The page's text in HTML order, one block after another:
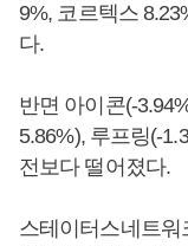
9%, 코르텍스
다.
반면 아이콘(-
5.86%), 루프링(-
전보다 떨어졌다.
스테이터스네트워